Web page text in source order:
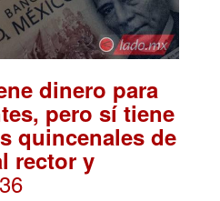
dinero para
pero sí tiene
quincenales de
rector y